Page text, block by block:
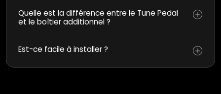
Quelle est la différence entre le Tune Pedal
et le boîtier additionnel ?
Est-ce facile à installer ?